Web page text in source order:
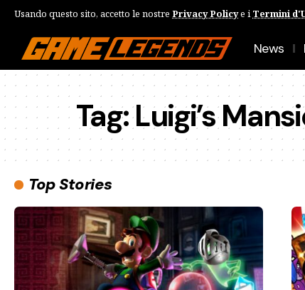
Usando questo sito, accetto le nostre Privacy Policye i Termini
News
Tag:Luigi’s
Top Stories